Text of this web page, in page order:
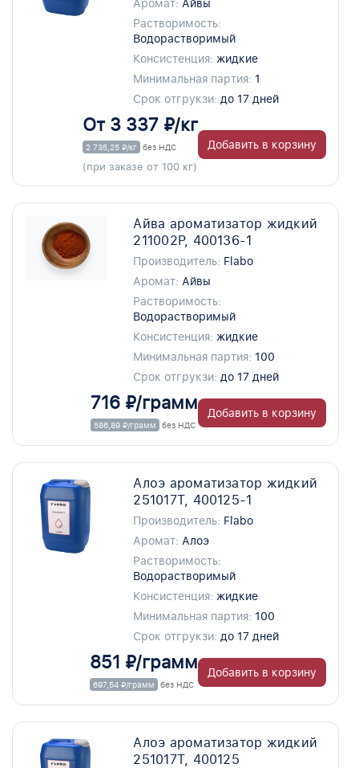
Аромат: Айвы
Растворимость:
Водорастворимый
Консистенция: жидкие
Минимальная партия: 1
Срок отгрукзи: до 17 дней
От 3 337 ₽/кг
2 735,25 ₽/кг без НДС
(при заказе от 100 кг)
Добавить в корзину
Айва ароматизатор жидкий
211002P, 400136-1
Производитель: Flabo
Аромат: Айвы
Растворимость:
Водорастворимый
Консистенция: жидкие
Минимальная партия: 100
Срок отгрукзи: до 17 дней
716 ₽/грамм
586,89 ₽/грамм без НДС
Добавить в корзину
Алоэ ароматизатор жидкий
251017T, 400125-1
Производитель: Flabo
Аромат: Алоэ
Растворимость:
Водорастворимый
Консистенция: жидкие
Минимальная партия: 100
Срок отгрукзи: до 17 дней
851 ₽/грамм
697,54 ₽/грамм без НДС
Добавить в корзину
Алоэ ароматизатор жидкий
251017T, 400125